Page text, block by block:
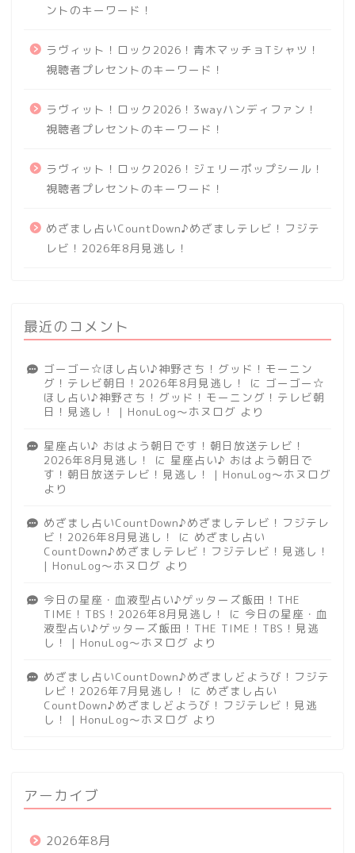
ントのキーワード！
ラヴィット！ロック2026！青木マッチョTシャツ！
視聴者プレセントのキーワード！
ラヴィット！ロック2026！3wayハンディファン！
視聴者プレセントのキーワード！
ラヴィット！ロック2026！ジェリーポップシール！
視聴者プレセントのキーワード！
めざまし占いCountDown♪めざましテレビ！フジテ
レビ！2026年8月見逃し！
最近のコメント
ゴーゴー☆ほし占い♪神野さち！グッド！モーニン
グ！テレビ朝日！2026年8月見逃し！
に ゴーゴー☆
ほし占い♪神野さち！グッド！モーニング！テレビ朝
日！見逃し！ | HonuLog～ホヌログ より
星座占い♪ おはよう朝日です！朝日放送テレビ！
2026年8月見逃し！
に 星座占い♪ おはよう朝日で
す！朝日放送テレビ！見逃し！ | HonuLog～ホヌログ
より
めざまし占いCountDown♪めざましテレビ！フジテレ
ビ！2026年8月見逃し！
に めざまし占い
CountDown♪めざましテレビ！フジテレビ！見逃し！
| HonuLog～ホヌログ より
今日の星座・血液型占い♪ゲッターズ飯田！THE
TIME！TBS！2026年8月見逃し！
に 今日の星座・血
液型占い♪ゲッターズ飯田！THE TIME！TBS！見逃
し！ | HonuLog～ホヌログ より
めざまし占いCountDown♪めざましどようび！フジテ
レビ！2026年7月見逃し！
に めざまし占い
CountDown♪めざましどようび！フジテレビ！見逃
し！ | HonuLog～ホヌログ より
アーカイブ
2026年8月